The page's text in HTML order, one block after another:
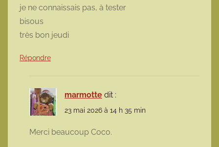
je ne connaissais pas, à tester
bisous
très bon jeudi
Répondre
marmotte dit :
23 mai 2026 à 14 h 35 min
Merci beaucoup Coco.